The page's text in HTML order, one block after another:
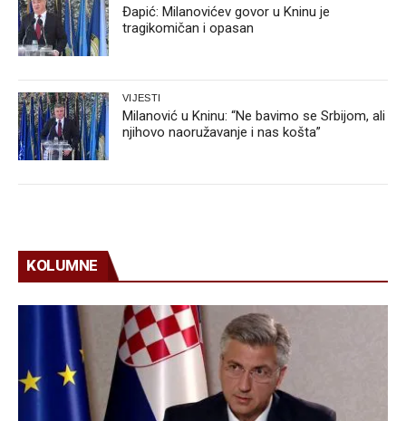
Đapić: Milanovićev govor u Kninu je
tragikomičan i opasan
VIJESTI
Milanović u Kninu: “Ne bavimo se Srbijom, ali
njihovo naoružavanje i nas košta”
KOLUMNE